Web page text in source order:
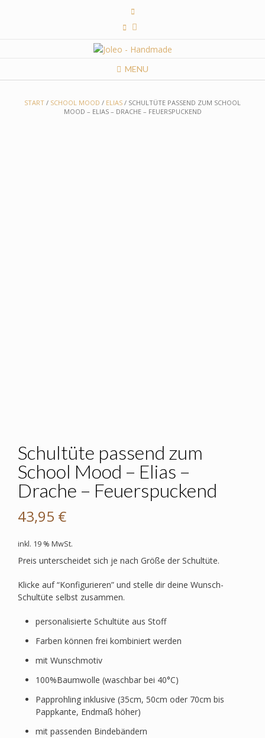
MENU
START / SCHOOL MOOD / ELIAS / SCHULTÜTE PASSEND ZUM SCHOOL
MOOD – ELIAS – DRACHE – FEUERSPUCKEND
Schultüte passend zum
School Mood – Elias –
Drache – Feuerspuckend
43,95 €
inkl. 19 % MwSt.
Preis unterscheidet sich je nach Größe der Schultüte.
Klicke auf “Konfigurieren” und stelle dir deine Wunsch-
Schultüte selbst zusammen.
personalisierte Schultüte aus Stoff
Farben können frei kombiniert werden
mit Wunschmotiv
100%Baumwolle (waschbar bei 40°C)
Papprohling inklusive (35cm, 50cm oder 70cm bis
Pappkante, Endmaß höher)
mit passenden Bindebändern